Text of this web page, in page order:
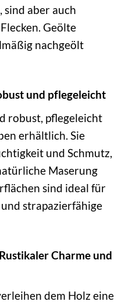
sind aber auch
Geölte
nachgeölt
und pflegeleicht
robust, pflegeleicht
erhältlich. Sie
und Schmutz,
Maserung
sind ideal für
strapazierfähige
Charme und
dem Holz eine